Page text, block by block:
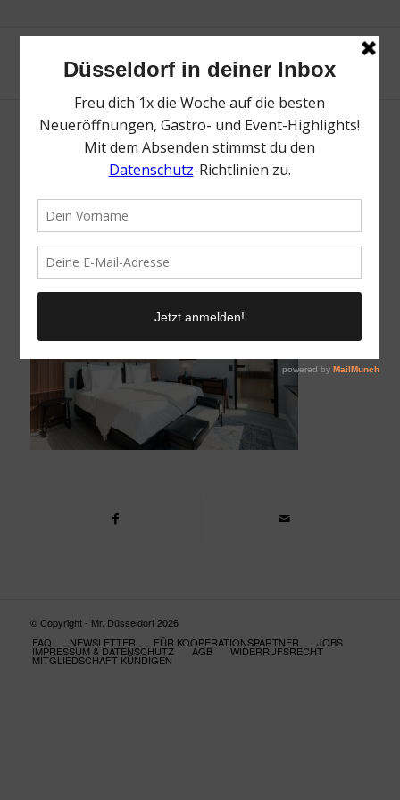
Muze Hotel | Die besten Hotels in
© Copyright - Mr. Düsseldorf 2026
FAQ
NEWSLETTER FÜR KOOPERATIONSPARTNER JOBS
IMPRESSUM & DATENSCHUTZ AGB WIDERRUFSRECHT
MITGLIEDSCHAFT KÜNDIGEN